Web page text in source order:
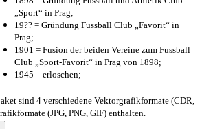
„Sport“ in Prag;
19?? = Gründung Fussball Club „Favorit“ in
Prag;
1901 = Fusion der beiden Vereine zum Fussball
Club „Sport-Favorit“ in Prag von 1898;
1945 = erloschen;
sind 4 verschiedene Vektorgrafikformate (CDR,
(JPG, PNG, GIF) enthalten.